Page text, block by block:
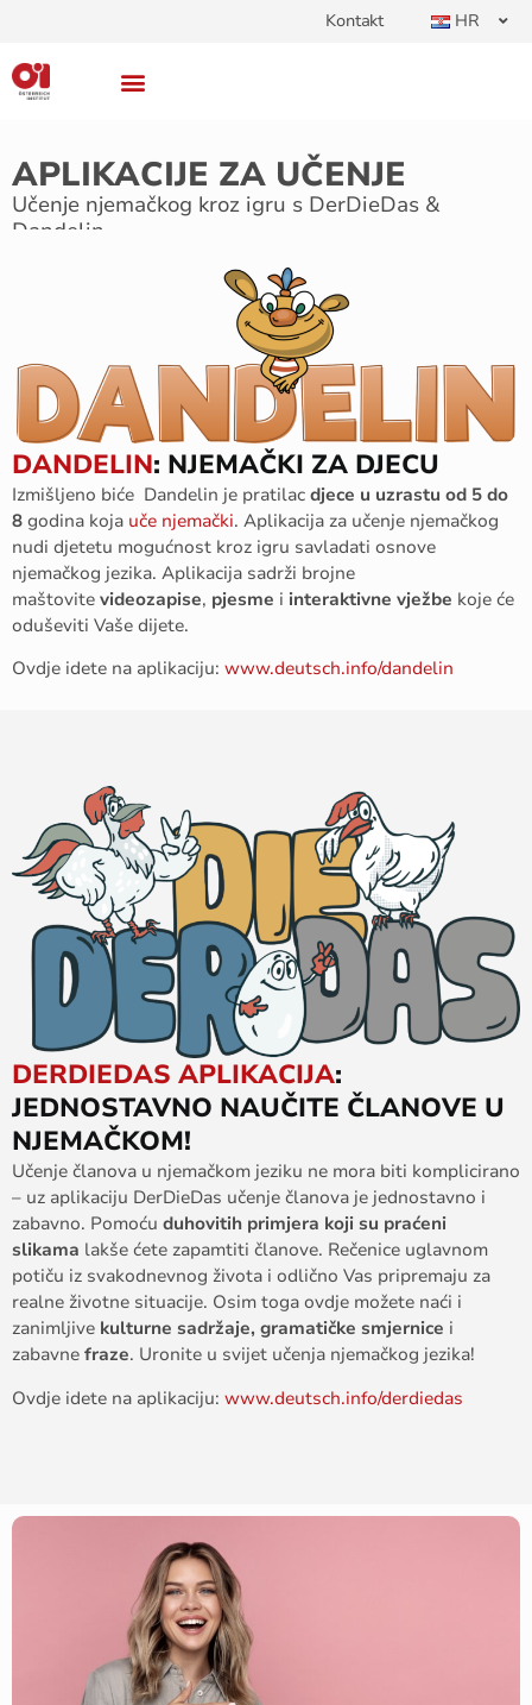
Kontakt HR
APLIKACIJE ZA UČENJE
Učenje njemačkog kroz igru s DerDieDas &
Dandelin
DANDELIN: NJEMAČKI ZA DJECU
Izmišljeno biće Dandelin je pratilac djece u uzrastu od 5 do
8 godina koja uče njemački. Aplikacija za učenje njemačkog
nudi djetetu mogućnost kroz igru savladati osnove
njemačkog jezika. Aplikacija sadrži brojne
maštovite videozapise, pjesme i interaktivne vježbe koje će
oduševiti Vaše dijete.
Ovdje idete na aplikaciju: www.deutsch.info/dandelin
DERDIEDAS APLIKACIJA:
JEDNOSTAVNO NAUČITE ČLANOVE U
NJEMAČKOM!
Učenje članova u njemačkom jeziku ne mora biti komplicirano
– uz aplikaciju DerDieDas učenje članova je jednostavno i
zabavno. Pomoću duhovitih primjera koji su praćeni
slikama lakše ćete zapamtiti članove. Rečenice uglavnom
potiču iz svakodnevnog života i odlično Vas pripremaju za
realne životne situacije. Osim toga ovdje možete naći i
zanimljive kulturne sadržaje, gramatičke smjernice i
zabavne fraze. Uronite u svijet učenja njemačkog jezika!
Ovdje idete na aplikaciju: www.deutsch.info/derdiedas